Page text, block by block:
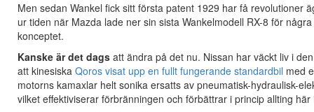
Men sedan Wankel fick sitt första patent 1929 har få revolutioner
ur tiden när Mazda lade ner sin sista Wankelmodell RX-8 för
konceptet.
Kanske är det dags att ändra på det nu. Nissan har väckt liv i
att kinesiska Qoros visat upp en fullt fungerande standardbil med
motorns kamaxlar helt sonika ersatts av pneumatisk-hydraulisk-
vilket effektiviserar förbränningen och förbättrar i princip allting här